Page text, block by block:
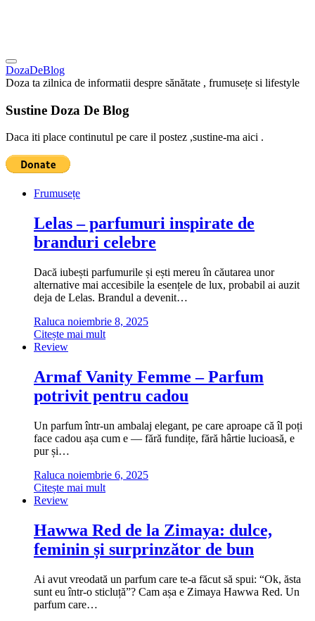
DozaDeBlog
Doza ta zilnica de informatii despre sănătate , frumusețe si lifestyle
Sustine Doza De Blog
Daca iti place continutul pe care il postez ,sustine-ma aici .
Frumusețe
Lelas – parfumuri inspirate de
branduri celebre
Dacă iubești parfumurile și ești mereu în căutarea unor
alternative mai accesibile la esențele de lux, probabil ai auzit
deja de Lelas. Brandul a devenit…
Raluca noiembrie 8, 2025
Citește mai mult
Review
Armaf Vanity Femme – Parfum
potrivit pentru cadou
Un parfum într-un ambalaj elegant, pe care aproape că îl poți
face cadou așa cum e — fără fundițe, fără hârtie lucioasă, e
pur și…
Raluca noiembrie 6, 2025
Citește mai mult
Review
Hawwa Red de la Zimaya: dulce,
feminin și surprinzător de bun
Ai avut vreodată un parfum care te-a făcut să spui: “Ok, ăsta
sunt eu într-o sticluță”? Cam așa e Zimaya Hawwa Red. Un
parfum care…